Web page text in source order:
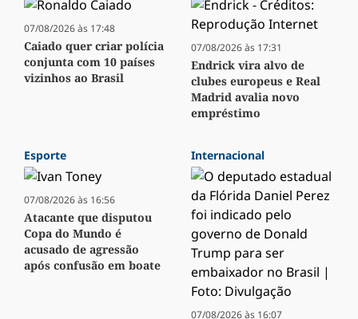
07/08/2026 às 17:48
Caiado quer criar polícia
conjunta com 10 países
vizinhos ao Brasil
07/08/2026 às 17:31
Endrick vira alvo de
clubes europeus e Real
Madrid avalia novo
empréstimo
Esporte
07/08/2026 às 16:56
Atacante que disputou
Copa do Mundo é
acusado de agressão
após confusão em boate
Internacional
07/08/2026 às 16:07